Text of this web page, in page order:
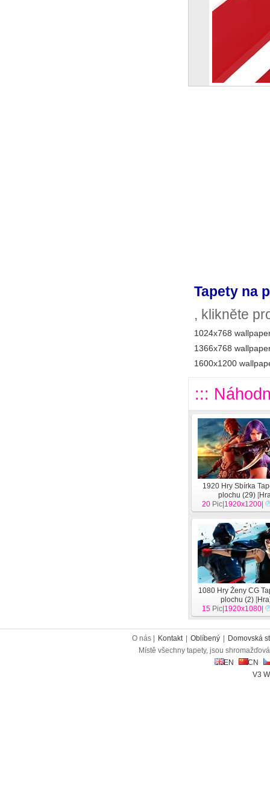
Tapety na
, klikněte
1024x768
1366x768
1600x1200
:::
1920 Hry Sbírka
plochu (29) [
20 Pic| 1920x1200
1080 Hry Ženy CG
plochu (2) [Hra
15 Pic| 1920x1080
O nás | Kontakt Oblíbený
Domovská
Místě všechny tapety, jsou
EN
CN
V3